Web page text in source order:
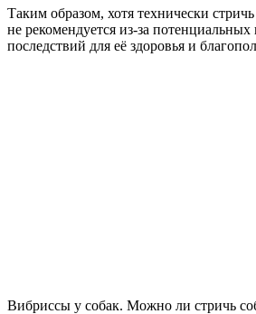
Таким образом, хотя технически
не рекомендуется из-за
последствий для её здоровья и
Вибриссы у собак. Можно ли стричь